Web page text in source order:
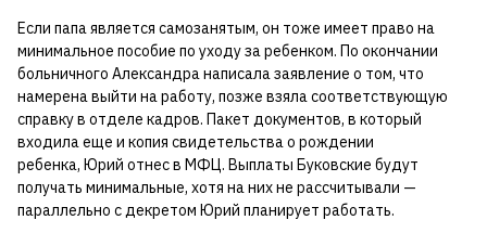
Если папа является самозанятым, он тоже имеет право на
минимальное пособие по уходу за ребенком. По окончании
больничного Александра написала заявление о том, что
намерена выйти на работу, позже взяла соответствующую
справку в отделе кадров. Пакет документов, в который
входила еще и копия свидетельства о рождении
ребенка, Юрий отнес в МФЦ. Выплаты Буковские будут
получать минимальные, хотя на них не рассчитывали —
параллельно с декретом Юрий планирует работать.